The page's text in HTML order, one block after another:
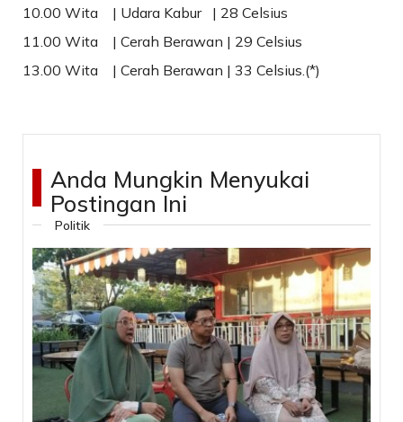
10.00 Wita | Udara Kabur | 28 Celsius
11.00 Wita | Cerah Berawan | 29 Celsius
13.00 Wita | Cerah Berawan | 33 Celsius.(*)
Anda Mungkin Menyukai
Postingan Ini
Politik